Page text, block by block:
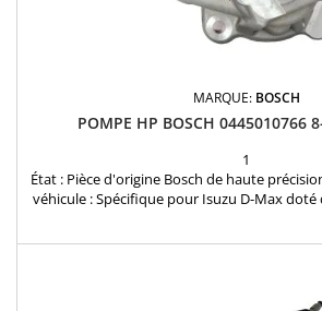
MARQUE: BOSCH
POMPE HP BOSCH 0445010766
1
État : Pièce d'origine Bosch de haute
véhicule : Spécifique pour Isuzu D-Max